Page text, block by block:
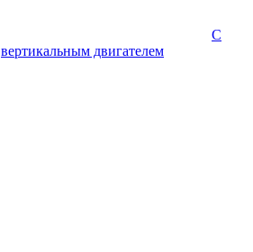
С
вертикальным двигателем